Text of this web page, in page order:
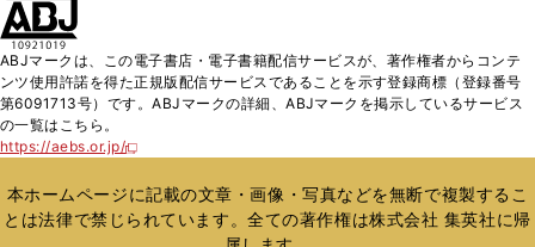
く
ド
ウ
で
ィ
ン
ド
開
く
ABJマークは、この電子書店・電子書籍配信サービスが、著作権者からコンテ
ンツ使用許諾を得た正規版配信サービスであることを示す登録商標（登録番号
第6091713号）です。ABJマークの詳細、ABJマークを掲示しているサービス
の一覧はこちら。
https://aebs.or.jp/
新
い
ウ
ィ
本ホームページに記載の文章・画像・写真などを無断で複製するこ
とは法律で禁じられています。全ての著作権は株式会社 集英社に帰